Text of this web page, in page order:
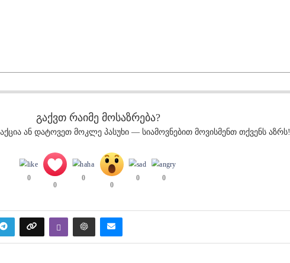
გაქვთ რაიმე მოსაზრება?
ან დატოვეთ მოკლე პასუხი — სიამოვნებით მოვისმენთ თქვენს აზრს!
0
0
0
0
0 0